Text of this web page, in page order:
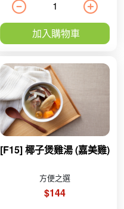
加入購物車
[F15] 椰子煲雞湯 (嘉美雞)
方便之選
$144